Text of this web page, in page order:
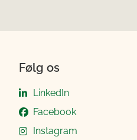
Følg os
LinkedIn
Facebook
Instagram